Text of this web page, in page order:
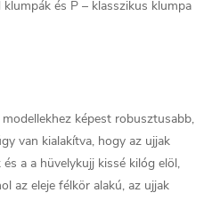
és P – klasszikus klumpa
képest robusztusabb,
van kialakítva, hogy az ujjak
a a hüvelykujj kissé kilóg elöl,
az eleje félkör alakú, az ujjak